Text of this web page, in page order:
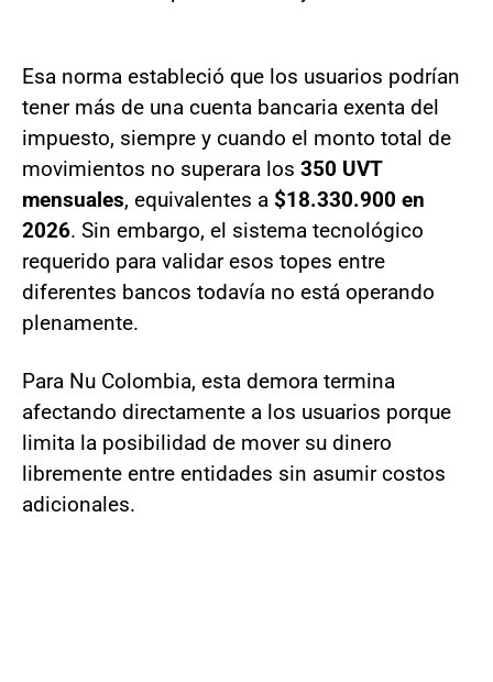
Esa norma estableció que los usuarios podrían
tener más de una cuenta bancaria exenta del
impuesto, siempre y cuando el monto total de
movimientos no superara los 350 UVT
mensuales, equivalentes a $18.330.900 en
2026. Sin embargo, el sistema tecnológico
requerido para validar esos topes entre
diferentes bancos todavía no está operando
plenamente.
Para Nu Colombia, esta demora termina
afectando directamente a los usuarios porque
limita la posibilidad de mover su dinero
libremente entre entidades sin asumir costos
adicionales.